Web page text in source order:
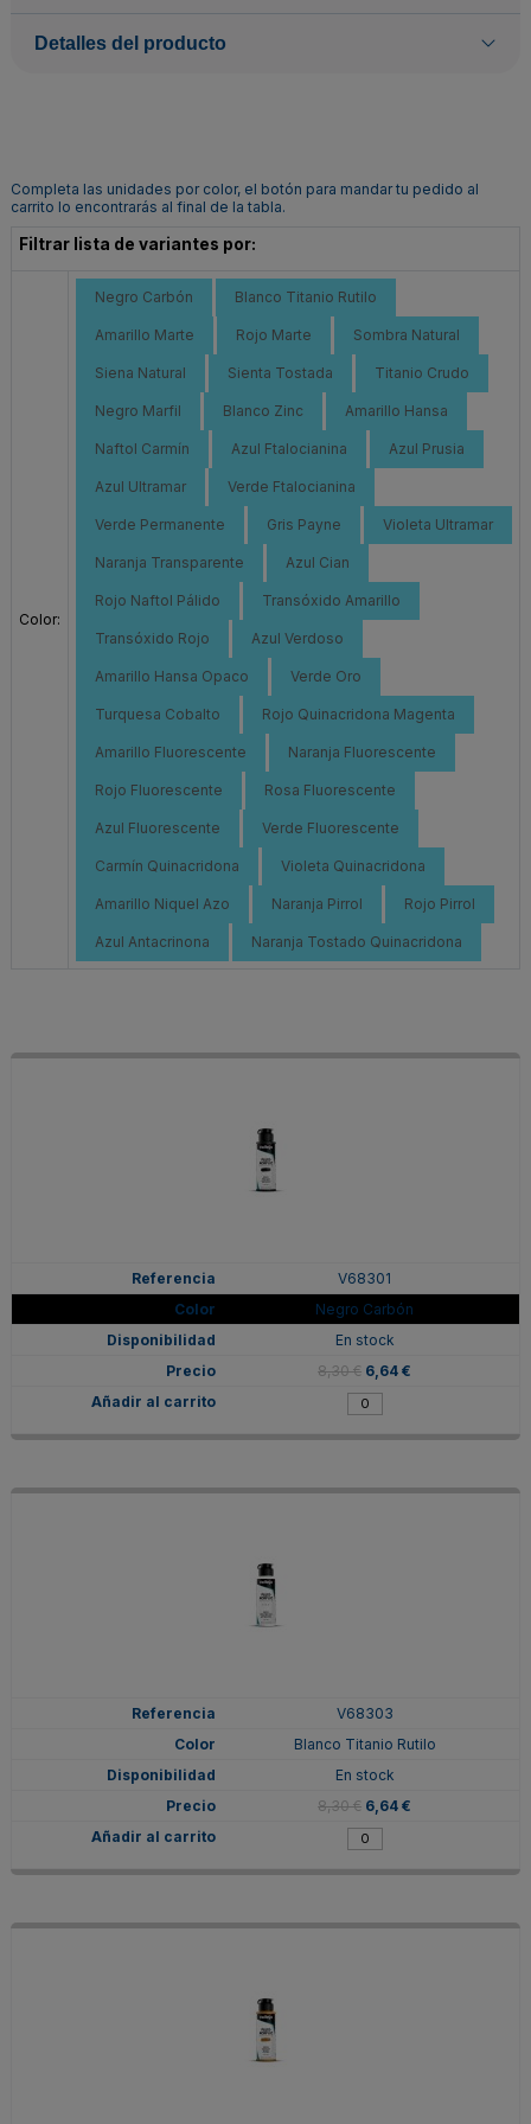
Detalles del producto
Completa las unidades por color, el botón para mandar tu pedido al
carrito lo encontrarás al final de la tabla.
Filtrar lista de variantes por:
Color:
Negro Carbón Blanco Titanio Rutilo
Amarillo Marte Rojo Marte Sombra Natural
Siena Natural Sienta Tostada Titanio Crudo
Negro Marfil Blanco Zinc Amarillo Hansa
Naftol Carmín Azul Ftalocianina Azul Prusia
Azul Ultramar Verde Ftalocianina
Verde Permanente Gris Payne Violeta Ultramar
Naranja Transparente Azul Cian
Rojo Naftol Pálido Transóxido Amarillo
Transóxido Rojo Azul Verdoso
Amarillo Hansa Opaco Verde Oro
Turquesa Cobalto Rojo Quinacridona Magenta
Amarillo Fluorescente Naranja Fluorescente
Rojo Fluorescente Rosa Fluorescente
Azul Fluorescente Verde Fluorescente
Carmín Quinacridona Violeta Quinacridona
Amarillo Niquel Azo Naranja Pirrol Rojo Pirrol
Azul Antacrinona Naranja Tostado Quinacridona
V68301
Negro Carbón
En stock
8,30 € 6,64 €
V68303
Blanco Titanio Rutilo
En stock
8,30 € 6,64 €